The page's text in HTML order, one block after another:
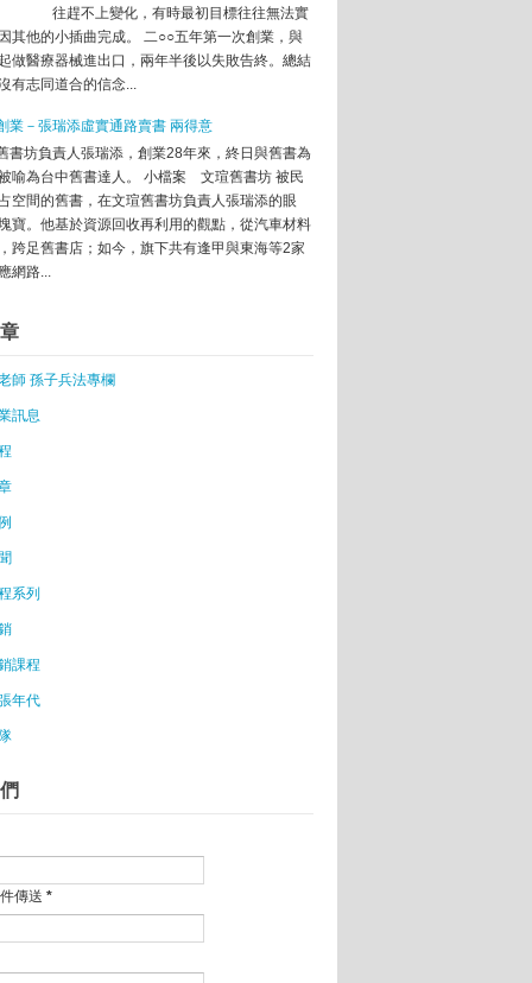
往趕不上變化，有時最初目標往往無法實
其他的小插曲完成。 二○○五年第一次創業，與
做醫療器械進出口，兩年半後以失敗告終。總結
有志同道合的信念...
業－張瑞添虛實通路賣書 兩得意
書坊負責人張瑞添，創業28年來，終日與舊書為
喻為台中舊書達人。 小檔案 文瑄舊書坊 被民
空間的舊書，在文瑄舊書坊負責人張瑞添的眼
寶。他基於資源回收再利用的觀點，從汽車材料
跨足舊書店；如今，旗下共有逢甲與東海等2家
網路...
師 孫子兵法專欄
訊息
系列
課程
年代
傳送 *